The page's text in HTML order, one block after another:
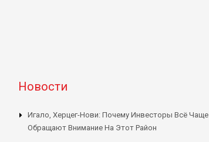
Новости
Игало, Херцег-Нови: Почему Инвесторы Всё Чаще
Обращают Внимание На Этот Район